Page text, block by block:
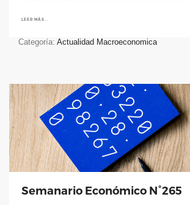
LEER MÁS...
Categoría: Actualidad Macroeconomica
Semanario Económico N°265